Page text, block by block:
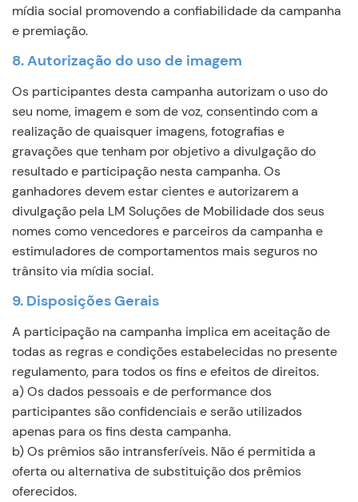
mídia social promovendo a confiabilidade da campanha
e premiação.
8. Autorização do uso de imagem
Os participantes desta campanha autorizam o uso do
seu nome, imagem e som de voz, consentindo com a
realização de quaisquer imagens, fotografias e
gravações que tenham por objetivo a divulgação do
resultado e participação nesta campanha. Os
ganhadores devem estar cientes e autorizarem a
divulgação pela LM Soluções de Mobilidade dos seus
nomes como vencedores e parceiros da campanha e
estimuladores de comportamentos mais seguros no
trânsito via mídia social.
9. Disposições Gerais
A participação na campanha implica em aceitação de
todas as regras e condições estabelecidas no presente
regulamento, para todos os fins e efeitos de direitos.
a) Os dados pessoais e de performance dos
participantes são confidenciais e serão utilizados
apenas para os fins desta campanha.
b) Os prêmios são intransferíveis. Não é permitida a
oferta ou alternativa de substituição dos prêmios
oferecidos.
Continuar